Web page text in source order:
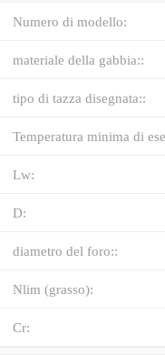
Numero di modello:
materiale della gabbia::
tipo di tazza disegnata::
Temperatura minima di
Lw:
D:
diametro del foro::
Nlim (grasso):
Cr: